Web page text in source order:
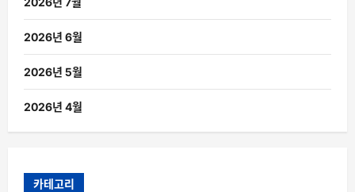
2026년 6월
2026년 5월
2026년 4월
카테고리